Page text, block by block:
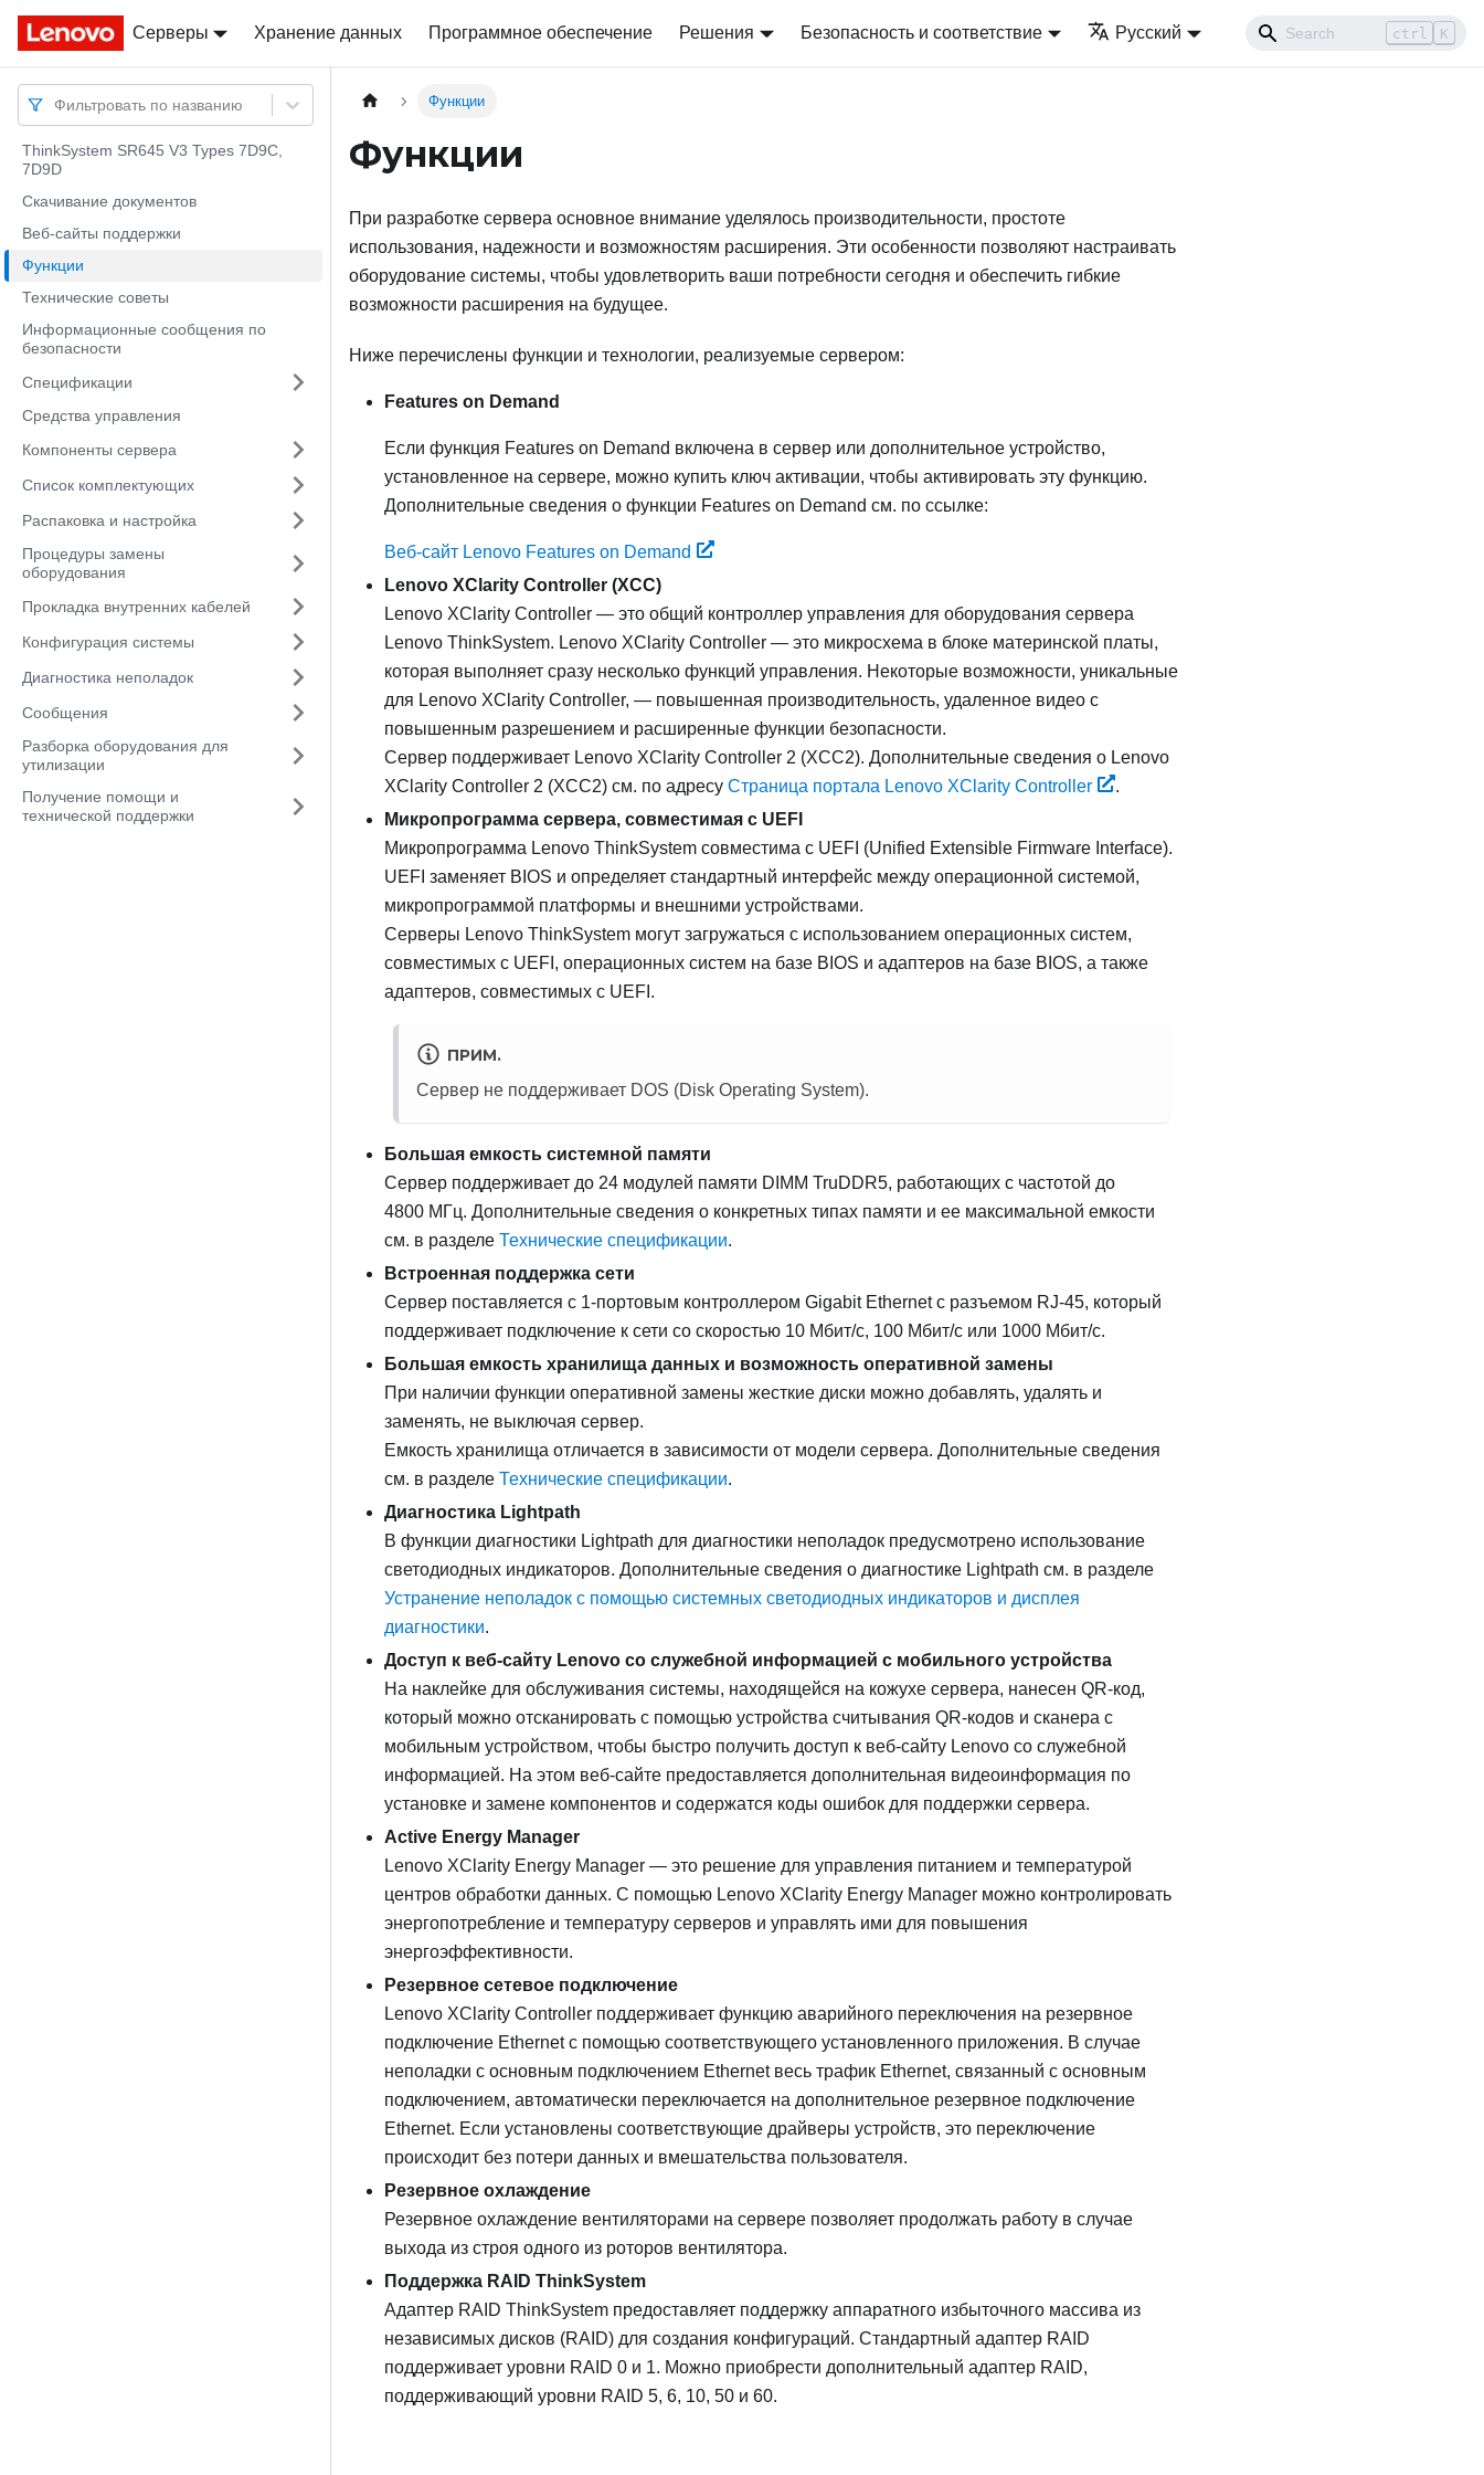
Docs
Серверы Хранение данных Программное обеспечение Решения Безопасность и соответствие Русский ctrl K
Docs
Фильтровать по названию
ThinkSystem SR645 V3 Types 7D9C,
7D9D
Скачивание документов
Веб-сайты поддержки
Функции
Технические советы
Информационные сообщения по
безопасности
Спецификации
Средства управления
Компоненты сервера
Список комплектующих
Распаковка и настройка
Процедуры замены
оборудования
Прокладка внутренних кабелей
Конфигурация системы
Диагностика неполадок
Сообщения
Разборка оборудования для
утилизации
Получение помощи и
технической поддержки
Функции
Функции
При разработке сервера основное внимание уделялось производительности, простоте
использования, надежности и возможностям расширения. Эти особенности позволяют настраивать
оборудование системы, чтобы удовлетворить ваши потребности сегодня и обеспечить гибкие
возможности расширения на будущее.
Ниже перечислены функции и технологии, реализуемые сервером:
Features on Demand
Если функция Features on Demand включена в сервер или дополнительное устройство,
установленное на сервере, можно купить ключ активации, чтобы активировать эту функцию.
Дополнительные сведения о функции Features on Demand см. по ссылке:
Веб-сайт Lenovo Features on Demand
Lenovo XClarity Controller (XCC)
Lenovo XClarity Controller — это общий контроллер управления для оборудования сервера
Lenovo ThinkSystem. Lenovo XClarity Controller — это микросхема в блоке материнской платы,
которая выполняет сразу несколько функций управления. Некоторые возможности, уникальные
для Lenovo XClarity Controller, — повышенная производительность, удаленное видео с
повышенным разрешением и расширенные функции безопасности.
Сервер поддерживает Lenovo XClarity Controller 2 (XCC2). Дополнительные сведения о Lenovo
XClarity Controller 2 (XCC2) см. по адресу Страница портала Lenovo XClarity Controller
.
Микропрограмма сервера, совместимая с UEFI
Микропрограмма Lenovo ThinkSystem совместима с UEFI (Unified Extensible Firmware Interface).
UEFI заменяет BIOS и определяет стандартный интерфейс между операционной системой,
микропрограммой платформы и внешними устройствами.
Серверы Lenovo ThinkSystem могут загружаться с использованием операционных систем,
совместимых с UEFI, операционных систем на базе BIOS и адаптеров на базе BIOS, а также
адаптеров, совместимых с UEFI.
ПРИМ.
Сервер не поддерживает DOS (Disk Operating System).
Большая емкость системной памяти
Сервер поддерживает до 24 модулей памяти DIMM TruDDR5, работающих с частотой до
4800 МГц. Дополнительные сведения о конкретных типах памяти и ее максимальной емкости
см. в разделе Технические спецификации.
Встроенная поддержка сети
Сервер поставляется с 1-портовым контроллером Gigabit Ethernet с разъемом RJ-45, который
поддерживает подключение к сети со скоростью 10 Мбит/с, 100 Мбит/с или 1000 Мбит/с.
Большая емкость хранилища данных и возможность оперативной замены
При наличии функции оперативной замены жесткие диски можно добавлять, удалять и
заменять, не выключая сервер.
Емкость хранилища отличается в зависимости от модели сервера. Дополнительные сведения
см. в разделе Технические спецификации.
Диагностика Lightpath
В функции диагностики Lightpath для диагностики неполадок предусмотрено использование
светодиодных индикаторов. Дополнительные сведения о диагностике Lightpath см. в разделе
Устранение неполадок с помощью системных светодиодных индикаторов и дисплея
диагностики.
Доступ к веб-сайту Lenovo со служебной информацией с мобильного устройства
На наклейке для обслуживания системы, находящейся на кожухе сервера, нанесен QR-код,
который можно отсканировать с помощью устройства считывания QR-кодов и сканера с
мобильным устройством, чтобы быстро получить доступ к веб-сайту Lenovo со служебной
информацией. На этом веб-сайте предоставляется дополнительная видеоинформация по
установке и замене компонентов и содержатся коды ошибок для поддержки сервера.
Active Energy Manager
Lenovo XClarity Energy Manager — это решение для управления питанием и температурой
центров обработки данных. С помощью Lenovo XClarity Energy Manager можно контролировать
энергопотребление и температуру серверов и управлять ими для повышения
энергоэффективности.
Резервное сетевое подключение
Lenovo XClarity Controller поддерживает функцию аварийного переключения на резервное
подключение Ethernet с помощью соответствующего установленного приложения. В случае
неполадки с основным подключением Ethernet весь трафик Ethernet, связанный с основным
подключением, автоматически переключается на дополнительное резервное подключение
Ethernet. Если установлены соответствующие драйверы устройств, это переключение
происходит без потери данных и вмешательства пользователя.
Резервное охлаждение
Резервное охлаждение вентиляторами на сервере позволяет продолжать работу в случае
выхода из строя одного из роторов вентилятора.
Поддержка RAID ThinkSystem
Адаптер RAID ThinkSystem предоставляет поддержку аппаратного избыточного массива из
независимых дисков (RAID) для создания конфигураций. Стандартный адаптер RAID
поддерживает уровни RAID 0 и 1. Можно приобрести дополнительный адаптер RAID,
поддерживающий уровни RAID 5, 6, 10, 50 и 60.